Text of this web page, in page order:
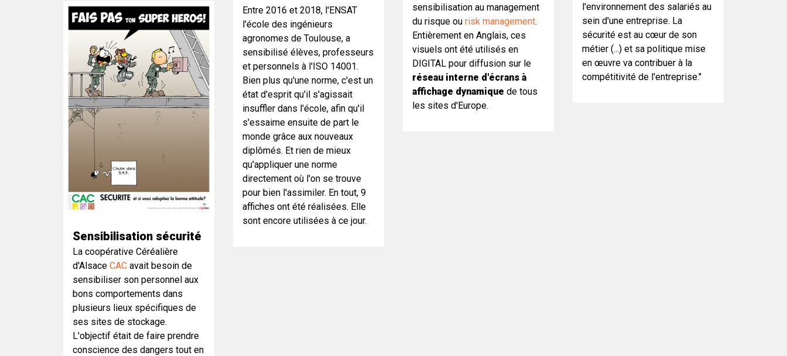
l'environnement des salariés au
sein d'une entreprise. La
sécurité est au cœur de son
métier (...) et sa politique mise
en œuvre va contribuer à la
compétitivité de l'entreprise."
Entre 2016 et 2018, l'ENSAT
l'école des ingénieurs
agronomes de Toulouse, a
sensibilisé élèves, professeurs
et personnels à l'ISO 14001.
Bien plus qu'une norme, c'est un
état d'esprit qu'il s'agissait
insuffler dans l'école, afin qu'il
s'essaime ensuite de part le
monde grâce aux nouveaux
diplômés. Et rien de mieux
qu'appliquer une norme
directement où l'on se trouve
pour bien l'assimiler. En tout, 9
affiches ont été réalisées. Elle
sont encore utilisées à ce jour.
sensibilisation au management
du risque ou risk management.
Entièrement en Anglais, ces
visuels ont été utilisés en
DIGITAL pour diffusion sur le
réseau interne d'écrans à
affichage dynamique de tous
les sites d'Europe.
Sensibilisation sécurité
La coopérative Céréalière
d'Alsace CACavait besoin de
sensibiliser son personnel aux
bons comportements dans
plusieurs lieux spécifiques de
ses sites de stockage.
L'objectif était de faire prendre
conscience des dangers tout en